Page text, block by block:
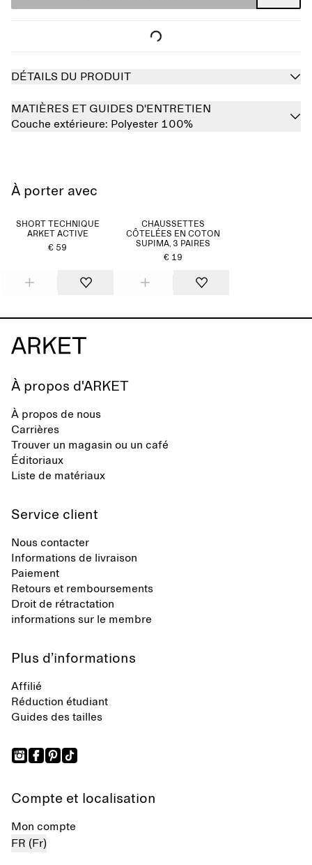
DÉTAILS DU PRODUIT
MATIÈRES ET GUIDES D'ENTRETIEN
Couche extérieure: Polyester 100%
À porter avec
SHORT TECHNIQUE
ARKET ACTIVE
€ 59
CHAUSSETTES
CÔTELÉES EN COTON
SUPIMA, 3 PAIRES
€ 19
À propos d'ARKET
À propos de nous
Carrières
Trouver un magasin ou un café
Éditoriaux
Liste de matériaux
Service client
Nous contacter
Informations de livraison
Paiement
Retours et remboursements
Droit de rétractation
informations sur le membre
Plus d’informations
Affilié
Réduction étudiant
Guides des tailles
Compte et localisation
Mon compte
FR (Fr)